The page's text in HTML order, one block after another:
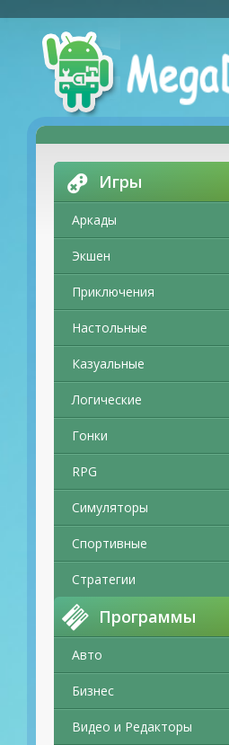
Игры
Аркады
Экшен
Приключения
Настольные
Казуальные
Логические
Гонки
RPG
Симуляторы
Спортивные
Стратегии
Программы
Авто
Бизнес
Видео и Редакторы